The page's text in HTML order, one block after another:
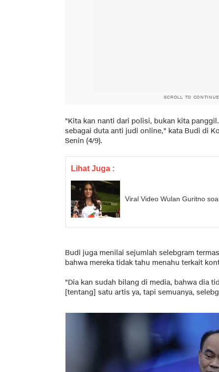
SCROLL TO
"Kita kan nanti dari polisi, bukan kita
sebagai duta anti judi online," kata Budi di
Senin (4/9).
Lihat Juga :
Viral Video Wulan Guritno
Budi juga menilai sejumlah selebgram
bahwa mereka tidak tahu menahu terkait
"Dia kan sudah bilang di media, bahwa dia
[tentang] satu artis ya, tapi semuanya,